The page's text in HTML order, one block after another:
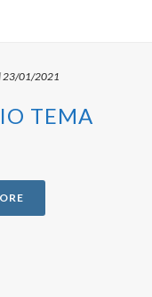
23/01/2021
TEMA